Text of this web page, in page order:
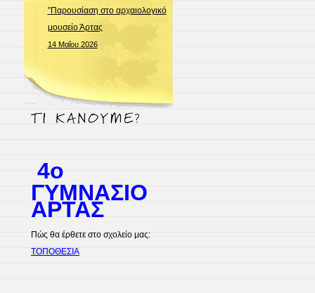
”Παρουσίαση στο αρχαιολογικό
μουσείο Άρτας
14 Μαΐου 2026
4ο
ΓΥΜΝΑΣΙΟ
ΑΡΤΑΣ
Πώς θα έρθετε στο σχολείο μας:
ΤΟΠΟΘΕΣΙΑ